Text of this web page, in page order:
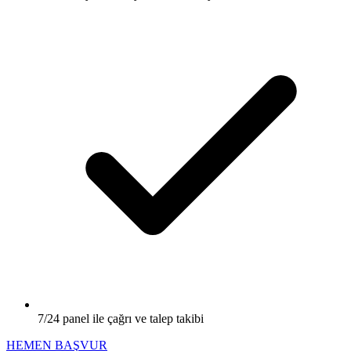
7/24 panel ile çağrı ve talep takibi
HEMEN BAŞVUR